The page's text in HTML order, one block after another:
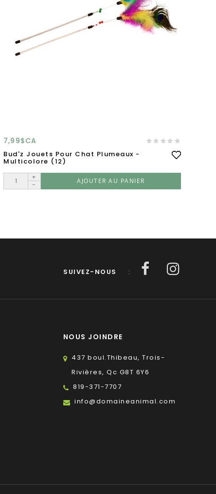
7,99$CA
Bud'z Jouets Pour Chat Plumeaux -
Multicolore (12)
+
-
AJOUTER AU PANIER
SUIVEZ-NOUS :
NOUS JOINDRE
437 boul.Thibeau, Trois-
Rivières, Qc G8T 6Y6
819-371-7707
info@domaineanimal.com